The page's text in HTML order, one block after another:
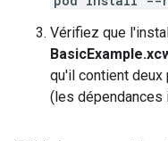
Vérifiez que
qu'il contient deux
(les dépendances